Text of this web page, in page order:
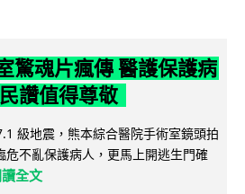
驚魂片瘋傳 醫護保護病
讚值得尊敬
級地震，熊本綜合醫院手術室鏡頭拍
不亂保護病人，更馬上開逃生門確
讀全文